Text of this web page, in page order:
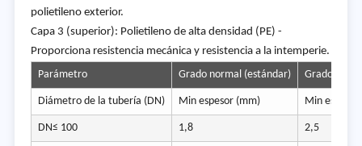
polietileno exterior.
Capa 3 (superior): Polietileno de alta densidad (PE) -
Proporciona resistencia mecánica y resistencia a la intemperie.
Parámetro
Grado normal (estándar) Grado
Diámetro de la tubería (DN) Min espesor (mm) Min
DN≤ 100 1,8 2,5